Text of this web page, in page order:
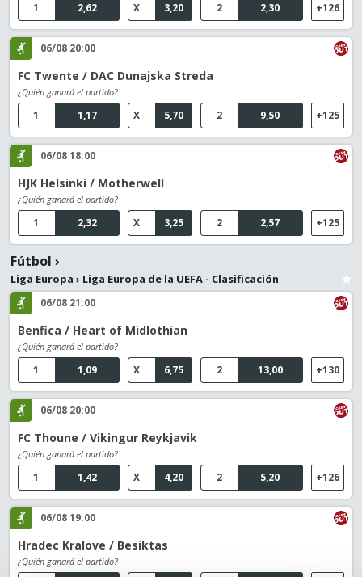
2,62
1 3,20
X 2,30
2 +126
06/08 20:00
FC Twente / DAC Dunajska Streda
¿Quién ganará el partido?
1,17
1 5,70
X 9,50
2 +125
06/08 18:00
HJK Helsinki / Motherwell
¿Quién ganará el partido?
2,32
1 3,25
X 2,57
2 +125
Fútbol ›
Liga Europa › Liga Europa de la UEFA - Clasificación
06/08 21:00
Benfica / Heart of Midlothian
¿Quién ganará el partido?
1,09
1 6,75
X 13,00
2 +130
06/08 20:00
FC Thoune / Vikingur Reykjavik
¿Quién ganará el partido?
1,42
1 4,20
X 5,20
2 +126
06/08 19:00
Hradec Kralove / Besiktas
¿Quién ganará el partido?